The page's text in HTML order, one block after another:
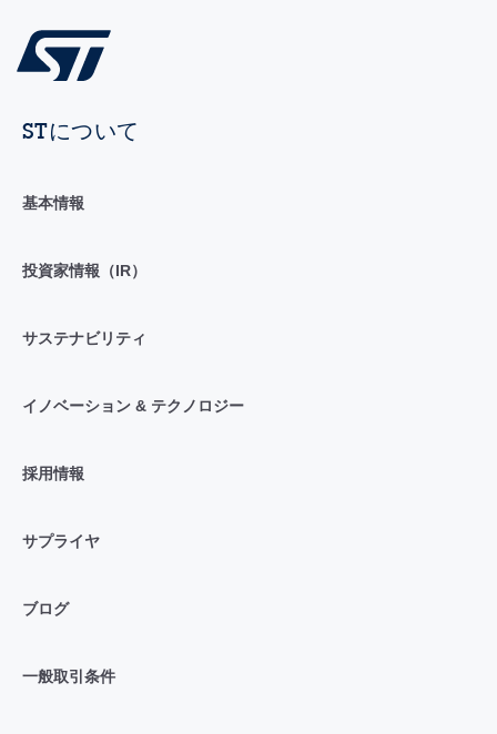
STについて
基本情報
投資家情報（IR）
サステナビリティ
イノベーション & テクノロジー
採用情報
サプライヤ
ブログ
一般取引条件